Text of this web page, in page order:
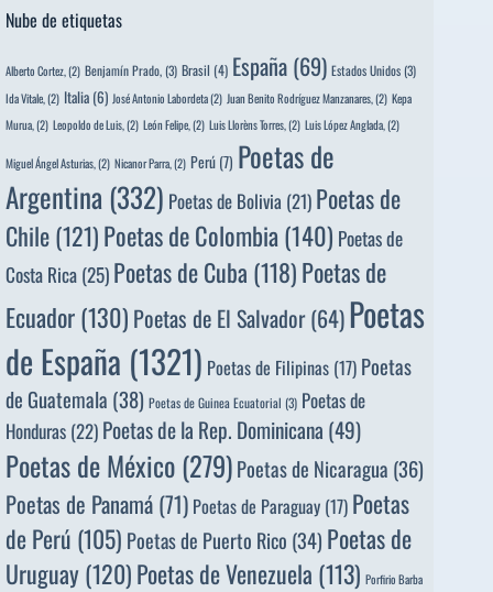
Nube de etiquetas
Alberto Cortez, (2) Benjamín Prado,(3) Brasil (4) España (69) Estados Unidos(3)
Ida Vitale, (2) Italia (6) José Antonio Labordeta(2) Juan Benito Rodríguez Manzanares, (2) Kepa
Murua, (2) Leopoldo de Luis, (2) León Felipe, (2) Luis Llorèns Torres, (2) Luis López Anglada, (2)
Miguel Ángel Asturias, (2) Nicanor Parra, (2) Perú (7) Poetas de
Argentina (332) Poetas de Bolivia (21) Poetas de
Chile(121)Poetas de Colombia(140) Poetas de
Costa Rica(25)Poetas de Cuba (118)Poetas de
Ecuador(130) Poetas de El Salvador(64)Poetas
de España (1321) Poetas de Filipinas (17) Poetas
de Guatemala (38) Poetas de Guinea Ecuatorial (3) Poetas de
Honduras (22) Poetas de la Rep. Dominicana (49)
Poetas de México(279)Poetas de Nicaragua (36)
Poetas de Panamá (71) Poetas de Paraguay (17) Poetas
de Perú (105) Poetas de Puerto Rico (34) Poetas de
Uruguay(120)Poetas de Venezuela (113) Porfirio Barba